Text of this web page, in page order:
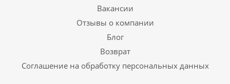
Вакансии
Отзывы о компании
Блог
Возврат
Соглашение на обработку персональных данных